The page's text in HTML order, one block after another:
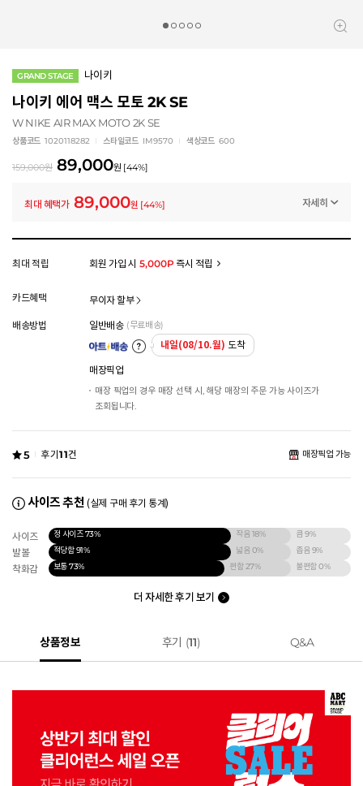
GRAND STAGE 나이키
나이키 에어 맥스 모토 2K SE
W NIKE AIR MAX MOTO 2K SE
상품코드 1020118282 스타일코드 IM9570 색상코드 600
159,000원 89,000원 [44%]
최대 혜택가 89,000원 [44%] 자세히
모든 혜택이 적용된 금액으로, 실제 결제 금액과는 차이가 있을 수 있습니다.
최대 적립 회원 가입 시 5,000P즉시 적립
카드혜택 무이자 할부
배송방법 일반배송 (무료배송)
내일(08/10.월) 도착
매장픽업
매장 픽업의 경우 매장 선택 시, 해당 매장의 주문 가능 사이즈가
조회됩니다.
5 후기11건 매장픽업 가능
사이즈 추천 (실제 구매 후기 통계)
사이즈 정 사이즈73% 작음18% 큼9%
발볼 적당함91% 넓음0% 좁음9%
착화감 보통73% 편함27% 불편함0%
더 자세한 후기 보기
상품정보 후기 (11) Q&A